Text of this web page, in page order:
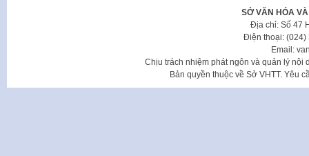
SỞ VĂN HÓA
Địa chỉ: Số 47
Điện thoại: (024)
Email:
Chịu trách nhiệm phát ngôn và quản lý nội
Bản quyền thuộc về Sở VHTT. Yêu